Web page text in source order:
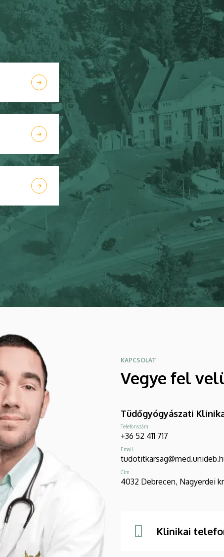
KAPCSOLAT
Vegye fel
Tüdőgyógyászati
Telefonszám
+36 52 411 717
Email
Cím
4032 Debrecen, Nagyerdei
Klinikai